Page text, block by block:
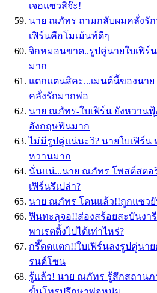
เจอแซวสิจ๊ะ!
นาย ณภัทร ถามกลับผมคลั่งรัก
เฟิร์นคือโมเม้นท์ดีๆ
จิกหมอนขาด..รูปคู่นายใบเฟิร์
มาก
แตกแตนสิคะ...เมนต์นี้ของนา
คลั่งรักมากพ่อ
นาย ณภัทร-ใบเฟิร์น ยังหวาน
อังกฤษฟินมาก
ไม่มีรูปคู่แน่นะวิ? นายใบเฟิร์น
หวานมาก
นั่นแน่...นาย ณภัทร โพสต์สตอ
เฟิร์นรึเปล่า?
นาย ณภัทร โดนแล้ว!!ถูกแซวยั
ฟินทะลุจอ!!ส่องสร้อยสะบันงา
พาเรตติ้งไปได้เท่าไหร่?
กรี๊ดดแตก!!ใบเฟิร์นลงรูปคู่นา
รนด์โซน
รู้แล้ว! นาย ณภัทร รู้สึกสถานภ